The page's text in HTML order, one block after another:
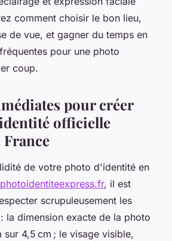
comment choisir le bon lieu,
de vue, et gagner du temps en
pour une photo
coup.
pour créer
officielle
de votre photo d'identité en
, il est
scrupuleusement les
la dimension exacte de la photo
4,5 cm ; le visage visible,